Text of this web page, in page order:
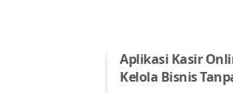
Aplikasi Kasir
Kelola Bisnis